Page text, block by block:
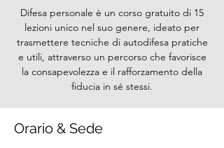
Difesa personale è un corso gratuito di 15
lezioni unico nel suo genere, ideato per
trasmettere tecniche di autodifesa pratiche
e utili, attraverso un percorso che favorisce
la consapevolezza e il rafforzamento della
fiducia in sé stessi.
Orario & Sede